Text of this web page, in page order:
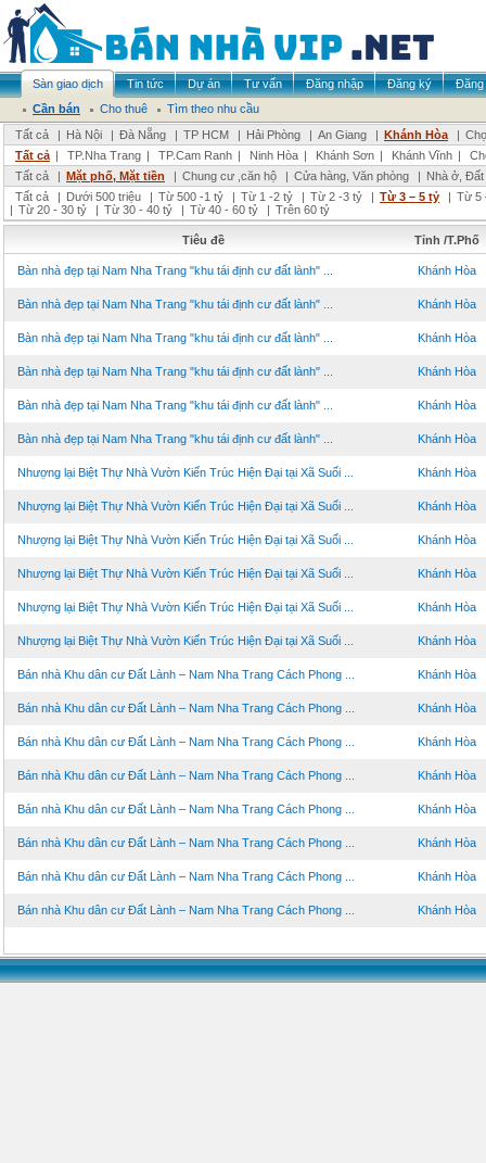
Sàn giao dịch Tin tức Dự án Tư vấn Đăng nhập Đăng ký
Đăng
Cần bán
Cho thuê
Tìm theo nhu cầu
Tất cả
| Hà Nội | Đà Nẵng | TP HCM | Hải Phòng | An Giang | Khánh Hòa |
Tất cả | TP.Nha Trang | TP.Cam Ranh | Ninh Hòa | Khánh Sơn | Khánh Vĩnh |
Tất cả
| Mặt phố, Mặt tiền | Chung cư ,căn hộ | Cửa hàng, Văn phòng | Nhà ở,
Tất cả
| Dưới 500 triệu | Từ 500 -1 tỷ | Từ 1 -2 tỷ | Từ 2 -3 tỷ | Từ 3 – 5 tỷ | Từ 5
| Từ 20 - 30 tỷ | Từ 30 - 40 tỷ | Từ 40 - 60 tỷ | Trên 60 tỷ
Tiêu đề Tỉnh /T.Phố
Bàn nhà đẹp tại Nam Nha Trang "khu tái định cư đất lành" ... Khánh Hòa
Bàn nhà đẹp tại Nam Nha Trang "khu tái định cư đất lành" ... Khánh Hòa
Bàn nhà đẹp tại Nam Nha Trang "khu tái định cư đất lành" ... Khánh Hòa
Bàn nhà đẹp tại Nam Nha Trang "khu tái định cư đất lành" ... Khánh Hòa
Bàn nhà đẹp tại Nam Nha Trang "khu tái định cư đất lành" ... Khánh Hòa
Bàn nhà đẹp tại Nam Nha Trang "khu tái định cư đất lành" ... Khánh Hòa
Nhượng lại Biệt Thự Nhà Vườn Kiến Trúc Hiện Đại tại Xã Suối ... Khánh Hòa
Nhượng lại Biệt Thự Nhà Vườn Kiến Trúc Hiện Đại tại Xã Suối ... Khánh Hòa
Nhượng lại Biệt Thự Nhà Vườn Kiến Trúc Hiện Đại tại Xã Suối ... Khánh Hòa
Nhượng lại Biệt Thự Nhà Vườn Kiến Trúc Hiện Đại tại Xã Suối ... Khánh Hòa
Nhượng lại Biệt Thự Nhà Vườn Kiến Trúc Hiện Đại tại Xã Suối ... Khánh Hòa
Nhượng lại Biệt Thự Nhà Vườn Kiến Trúc Hiện Đại tại Xã Suối ... Khánh Hòa
Bán nhà Khu dân cư Đất Lành – Nam Nha Trang Cách Phong ... Khánh Hòa
Bán nhà Khu dân cư Đất Lành – Nam Nha Trang Cách Phong ... Khánh Hòa
Bán nhà Khu dân cư Đất Lành – Nam Nha Trang Cách Phong ... Khánh Hòa
Bán nhà Khu dân cư Đất Lành – Nam Nha Trang Cách Phong ... Khánh Hòa
Bán nhà Khu dân cư Đất Lành – Nam Nha Trang Cách Phong ... Khánh Hòa
Bán nhà Khu dân cư Đất Lành – Nam Nha Trang Cách Phong ... Khánh Hòa
Bán nhà Khu dân cư Đất Lành – Nam Nha Trang Cách Phong ... Khánh Hòa
Bán nhà Khu dân cư Đất Lành – Nam Nha Trang Cách Phong ... Khánh Hòa